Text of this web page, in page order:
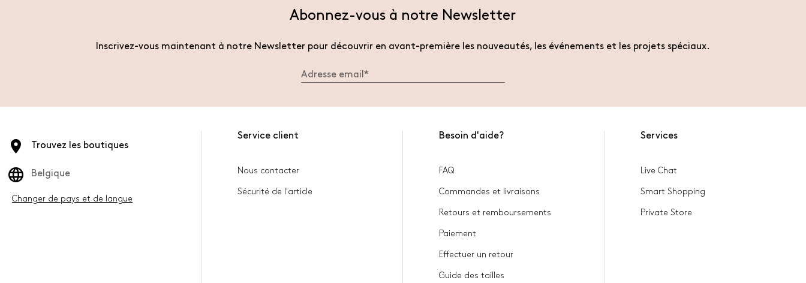
Abonnez-vous à notre Newsletter
Inscrivez-vous maintenant à notre Newsletter pour découvrir en avant-première les nouveautés, les événements et les projets spéciaux.
Trouvez les boutiques
Belgique
Changer de pays et de langue
Service client
Nous contacter
Sécurité de l'article
Besoin d'aide?
FAQ
Commandes et livraisons
Retours et remboursements
Paiement
Effectuer un retour
Guide des tailles
Services
Live Chat
Smart Shopping
Private Store